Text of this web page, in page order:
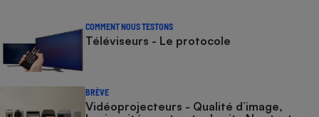
COMMENT NOUS TESTONS
Téléviseurs - Le protocole
BRÈVE
Vidéoprojecteurs - Qualité d’image,